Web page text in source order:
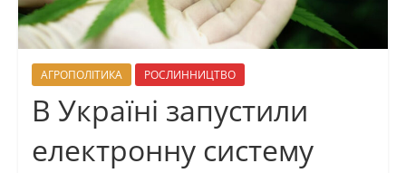
АГРОПОЛІТИКА РОСЛИННИЦТВО
В Україні запустили
електронну систему